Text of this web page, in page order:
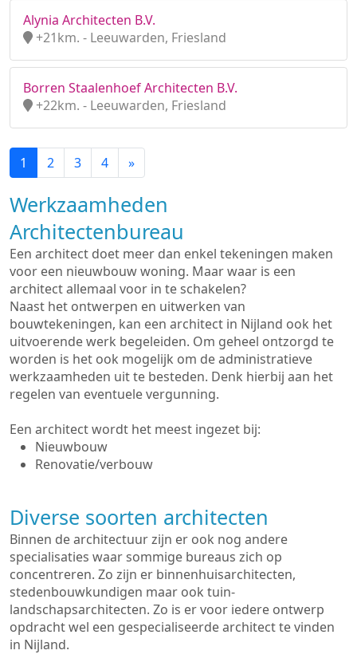
Alynia Architecten B.V.
+21km. - Leeuwarden, Friesland
Borren Staalenhoef Architecten B.V.
+22km. - Leeuwarden, Friesland
1 2 3 4 »
Werkzaamheden
Architectenbureau
Een architect doet meer dan enkel tekeningen maken
voor een nieuwbouw woning. Maar waar is een
architect allemaal voor in te schakelen?
Naast het ontwerpen en uitwerken van
bouwtekeningen, kan een architect in Nijland ook het
uitvoerende werk begeleiden. Om geheel ontzorgd te
worden is het ook mogelijk om de administratieve
werkzaamheden uit te besteden. Denk hierbij aan het
regelen van eventuele vergunning.
Een architect wordt het meest ingezet bij:
Nieuwbouw
Renovatie/verbouw
Diverse soorten architecten
Binnen de architectuur zijn er ook nog andere
specialisaties waar sommige bureaus zich op
concentreren. Zo zijn er binnenhuisarchitecten,
stedenbouwkundigen maar ook tuin-
landschapsarchitecten. Zo is er voor iedere ontwerp
opdracht wel een gespecialiseerde architect te vinden
in Nijland.